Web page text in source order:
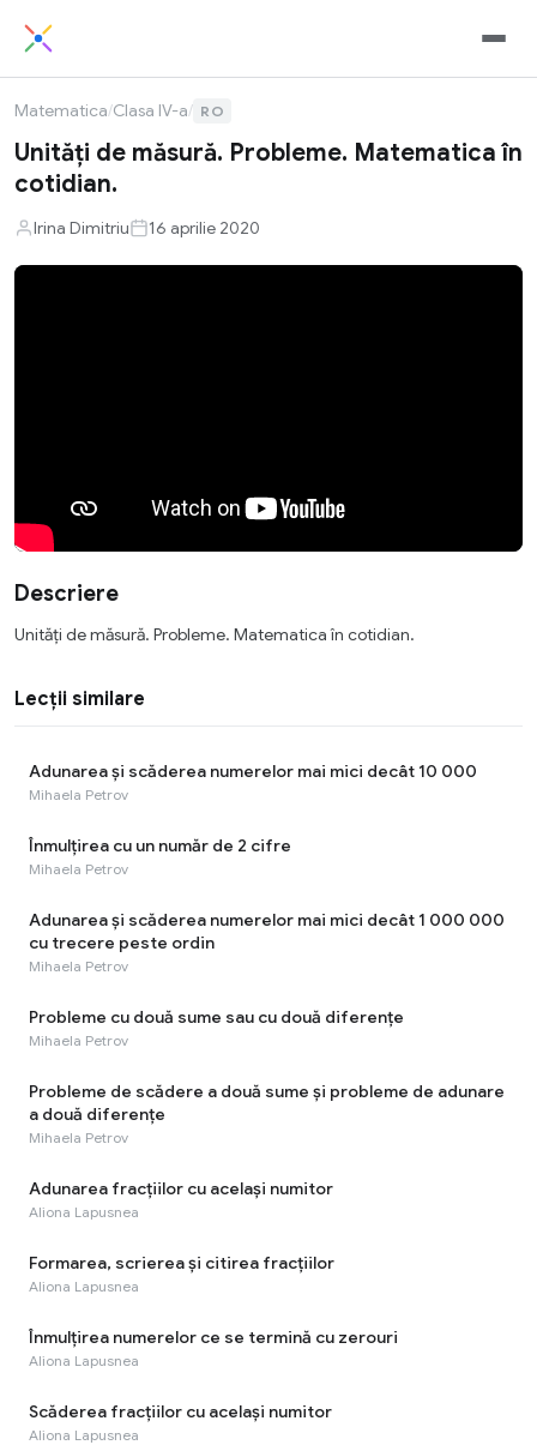
Matematica/Clasa IV-a/ RO
Unități de măsură. Probleme. Matematica în
cotidian.
Irina Dimitriu 16 aprilie 2020
Descriere
Unități de măsură. Probleme. Matematica în cotidian.
Lecții similare
Adunarea și scăderea numerelor mai mici decât 10 000
Mihaela Petrov
Înmulțirea cu un număr de 2 cifre
Mihaela Petrov
Adunarea și scăderea numerelor mai mici decât 1 000 000
cu trecere peste ordin
Mihaela Petrov
Probleme cu două sume sau cu două diferențe
Mihaela Petrov
Probleme de scădere a două sume și probleme de adunare
a două diferențe
Mihaela Petrov
Adunarea fracțiilor cu același numitor
Aliona Lapusnea
Formarea, scrierea și citirea fracțiilor
Aliona Lapusnea
Înmulțirea numerelor ce se termină cu zerouri
Aliona Lapusnea
Scăderea fracțiilor cu același numitor
Aliona Lapusnea